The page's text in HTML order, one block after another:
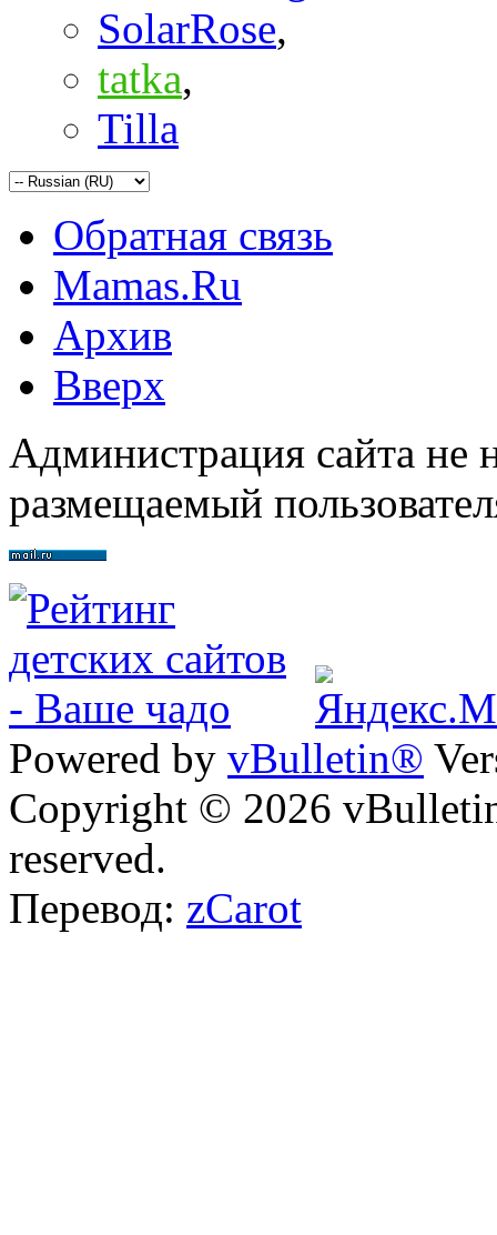
SolarRose,
tatka,
Tilla
Обратная связь
Mamas.Ru
Архив
Вверх
Администрация сайта не
размещаемый
Powered by vBulletin®
Copyright © 2026
reserved.
Перевод: zCarot